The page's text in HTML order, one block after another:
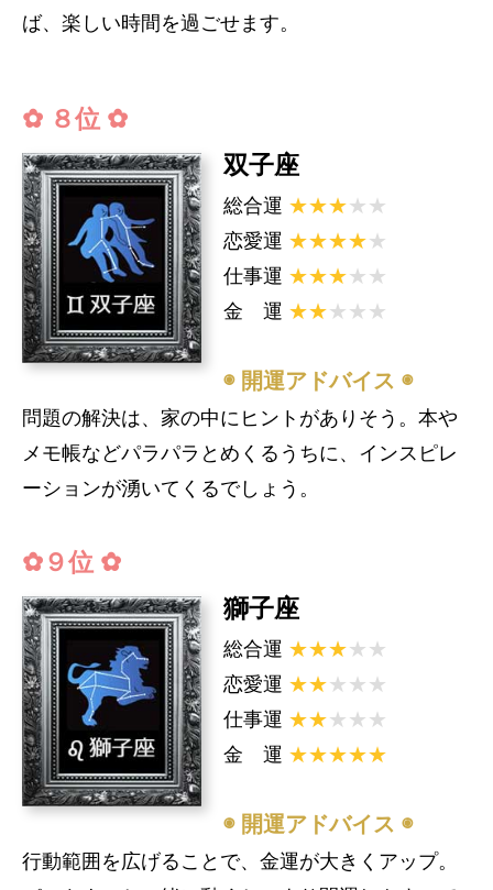
ば、楽しい時間を過ごせます。
✿ ８位 ✿
双子座
総合運 ★★★★★
恋愛運 ★★★★★
仕事運 ★★★★★
金 運 ★★★★★
◉ 開運アドバイス ◉
問題の解決は、家の中にヒントがありそう。本や
メモ帳などパラパラとめくるうちに、インスピレ
ーションが湧いてくるでしょう。
✿９位 ✿
獅子座
総合運 ★★★★★
恋愛運 ★★★★★
仕事運 ★★★★★
金 運 ★★★★★
◉ 開運アドバイス ◉
行動範囲を広げることで、金運が大きくアップ。
今日の開運データ
星座占い